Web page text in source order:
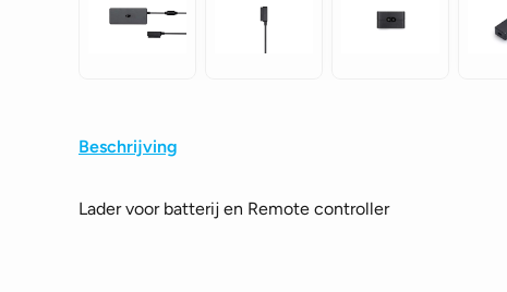
Beschrijving
Lader voor batterij en Remote controller